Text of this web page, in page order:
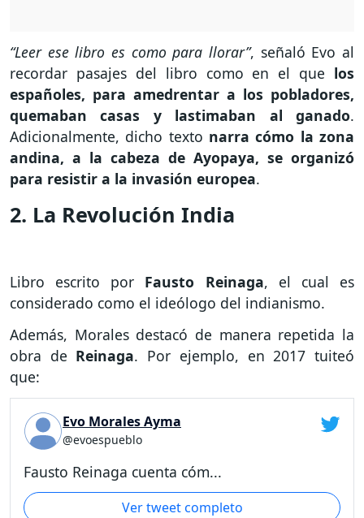
“Leer ese libro es como para llorar”, señaló Evo al
recordar pasajes del libro como en el que los
españoles, para amedrentar a los pobladores,
quemaban casas y lastimaban al ganado.
Adicionalmente, dicho texto narra cómo la zona
andina, a la cabeza de Ayopaya, se organizó
para resistir a la invasión europea.
2. La Revolución India
Libro escrito por Fausto Reinaga, el cual es
considerado como el ideólogo del indianismo.
Además, Morales destacó de manera repetida la
obra de Reinaga. Por ejemplo, en 2017 tuiteó
que:
Evo Morales Ayma
@evoespueblo
Fausto Reinaga cuenta cóm...
Ver tweet completo